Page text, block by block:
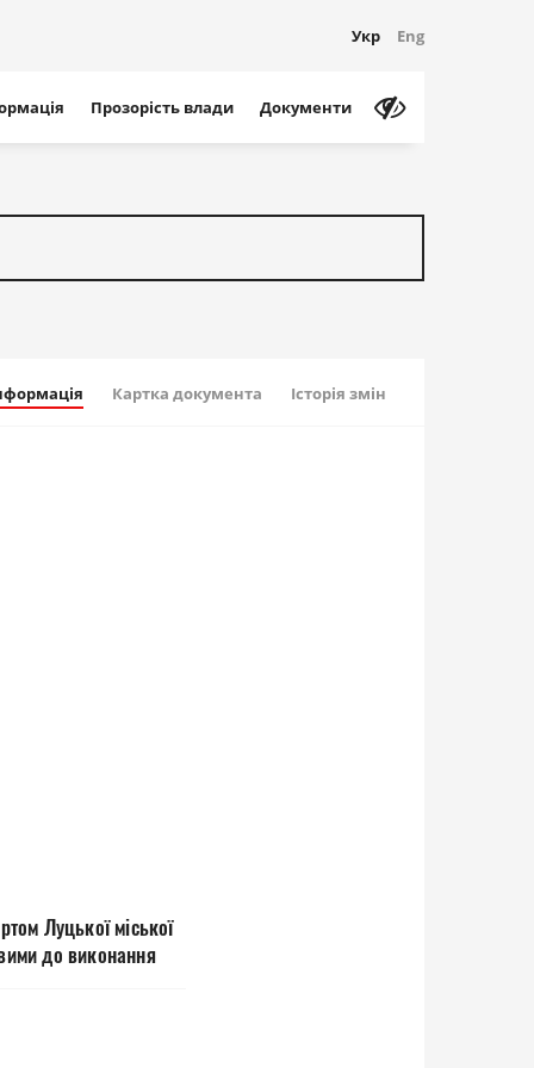
Укр Eng
Прозорість влади Документи
Картка документа Історія змін
Луцької міської
до виконання